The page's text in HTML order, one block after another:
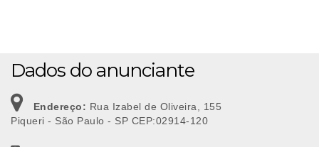
Dados do anunciante
Endereço: Rua Izabel de Oliveira, 155
Piqueri - São Paulo - SP CEP:02914-120